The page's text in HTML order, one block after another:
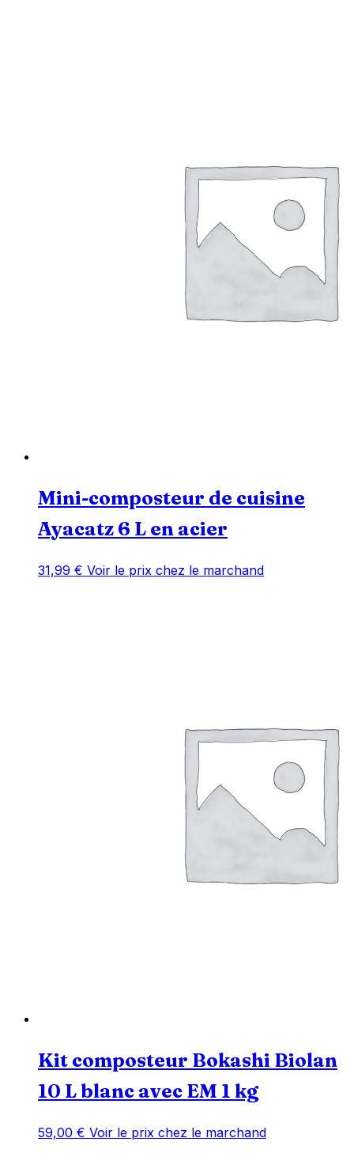
Mini-composteur de cuisine
Ayacatz 6 L en acier
31,99 € Voir le prix chez le marchand
Kit composteur Bokashi Biolan
10 L blanc avec EM 1 kg
59,00 € Voir le prix chez le marchand